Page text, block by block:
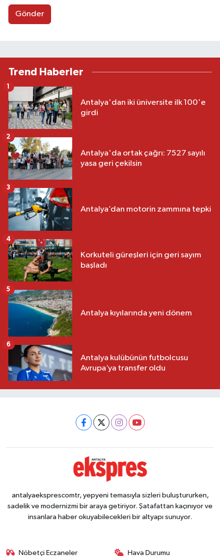
Gönder
Trend Haberler
Antalya'dan iki üniversite ilk 100'e
girdi
1
Antalya'da ortak çağrı: 7527 sayılı
yasa geri çekilsin
2
Antalya’dan motorin zammına tepki
3
Korkuteli güreşleri için geri sayım
başladı
4
Antalya kıyılarında yeni dönem
5
Antalya kulübünün futbolcusu
Avrupa’ya transfer oldu
6
antalyaeksprescomtr, yepyeni temasıyla sizleri buluştururken,
sadelik ve modernizmi bir araya getiriyor. Şatafattan kaçınıyor ve
insanlara haber okuyabilecekleri bir altyapı sunuyor.
Nöbetçi Eczaneler Hava Durumu